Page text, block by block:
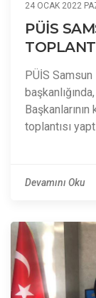
24 OCAK 2022
PÜİS
PÜİS
toplantısı
Devamını Oku